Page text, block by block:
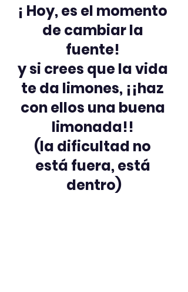
¡ Hoy, es el momento
de cambiar la
fuente!
y si crees que la vida
te da limones, ¡¡haz
con ellos una buena
limonada!!
(la dificultad no
está fuera, está
dentro)